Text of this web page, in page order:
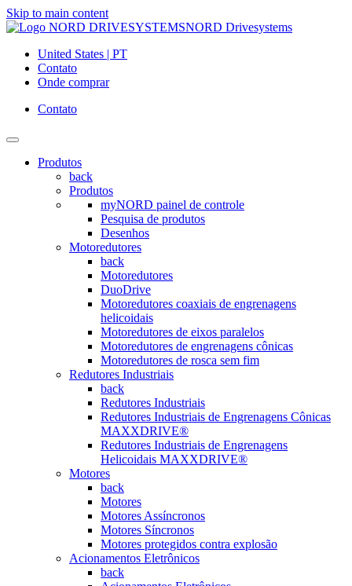
Skip to main content
NORD Drivesystems
United States | PT
Contato
Onde comprar
Contato
Produtos
back
Produtos
myNORD painel de controle
Pesquisa de produtos
Desenhos
Motoredutores
back
Motoredutores
DuoDrive
Motoredutores coaxiais de engrenagens
helicoidais
Motoredutores de eixos paralelos
Motoredutores de engrenagens cônicas
Motoredutores de rosca sem fim
Redutores Industriais
back
Redutores Industriais
Redutores Industriais de Engrenagens Cônicas
MAXXDRIVE®
Redutores Industriais de Engrenagens
Helicoidais MAXXDRIVE®
Motores
back
Motores
Motores Assíncronos
Motores Síncronos
Motores protegidos contra explosão
Acionamentos Eletrônicos
back